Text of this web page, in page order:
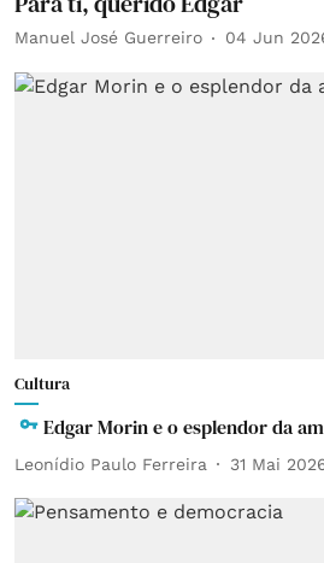
Manuel José Guerreiro 04 Jun
Cultura
Edgar Morin e o esplendor da
Leonídio Paulo Ferreira 31 Mai